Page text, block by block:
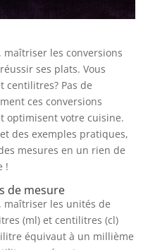
les conversions
ses plats. Vous
Pas de
ces conversions
optimisent votre cuisine.
des exemples pratiques,
mesures en un rien de
!
de mesure
maîtriser les unités de
(ml) et centilitres (cl)
équivaut à un millième